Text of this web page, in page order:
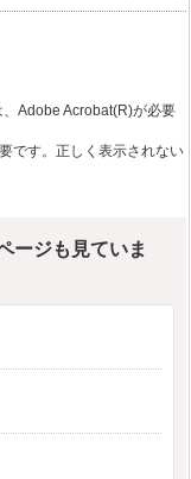
Adobe Acrobat(R)が必要
です。正しく表示されない
ージも見ていま